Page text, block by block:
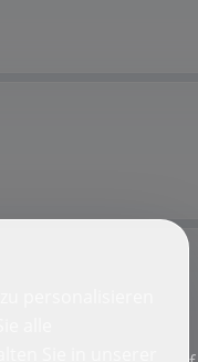
personalisieren